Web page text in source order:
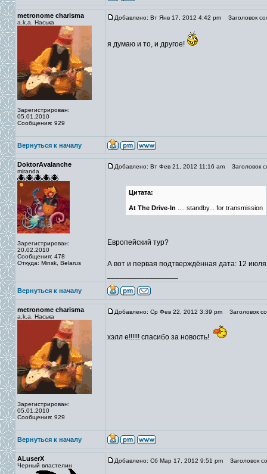
metronome charisma
a.k.a. Наська
Зарегистрирован:
05.01.2010
Сообщения: 929
Добавлено: Вт Янв 17, 2012 4:42 pm Заголовок
я думаю и то, и другое!
Вернуться к началу
DoktorAvalanche
miranda
Зарегистрирован:
20.02.2010
Сообщения: 478
Откуда: Minsk, Belarus
Добавлено: Вт Фев 21, 2012 11:16 am Заголовок
Цитата:
At The Drive-In .... standby... for transmission
Европейский тур?
А вот и первая подтверждённая дата: 12
Вернуться к началу
metronome charisma
a.k.a. Наська
Зарегистрирован:
05.01.2010
Сообщения: 929
Добавлено: Ср Фев 22, 2012 3:39 pm Заголовок
хэлл е!!!!!! спасибо за новость!
Вернуться к началу
ALuserX
Черный властелин
Добавлено: Сб Мар 17, 2012 9:51 pm Заголовок